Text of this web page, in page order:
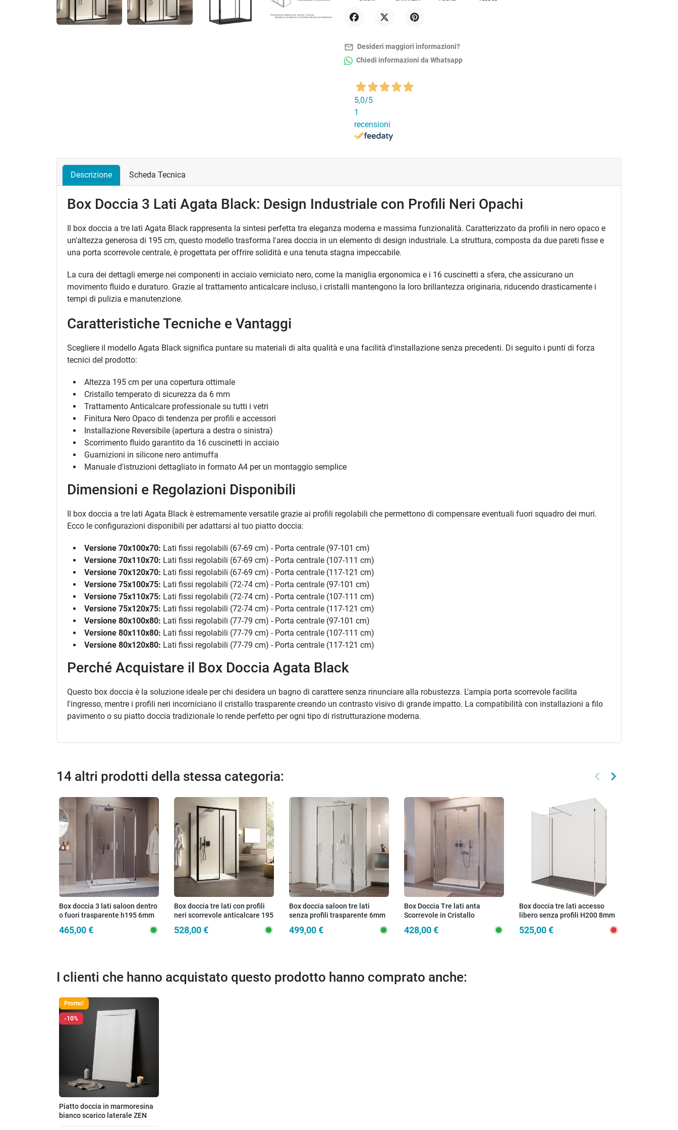
mail_outline Desideri maggiori informazioni?
Chiedi informazioni da Whatsapp
5,0/5
1
recensioni
Descrizione Scheda Tecnica
Box Doccia 3 Lati Agata Black: Design Industriale con Profili Neri Opachi
Il box doccia a tre lati Agata Black rappresenta la sintesi perfetta tra eleganza moderna e massima funzionalità. Caratterizzato da profili in nero opaco e
un'altezza generosa di 195 cm, questo modello trasforma l'area doccia in un elemento di design industriale. La struttura, composta da due pareti fisse e
una porta scorrevole centrale, è progettata per offrire solidità e una tenuta stagna impeccabile.
La cura dei dettagli emerge nei componenti in acciaio verniciato nero, come la maniglia ergonomica e i 16 cuscinetti a sfera, che assicurano un
movimento fluido e duraturo. Grazie al trattamento anticalcare incluso, i cristalli mantengono la loro brillantezza originaria, riducendo drasticamente i
tempi di pulizia e manutenzione.
Caratteristiche Tecniche e Vantaggi
Scegliere il modello Agata Black significa puntare su materiali di alta qualità e una facilità d'installazione senza precedenti. Di seguito i punti di forza
tecnici del prodotto:
Altezza 195 cm per una copertura ottimale
Cristallo temperato di sicurezza da 6 mm
Trattamento Anticalcare professionale su tutti i vetri
Finitura Nero Opaco di tendenza per profili e accessori
Installazione Reversibile (apertura a destra o sinistra)
Scorrimento fluido garantito da 16 cuscinetti in acciaio
Guarnizioni in silicone nero antimuffa
Manuale d'istruzioni dettagliato in formato A4 per un montaggio semplice
Dimensioni e Regolazioni Disponibili
Il box doccia a tre lati Agata Black è estremamente versatile grazie ai profili regolabili che permettono di compensare eventuali fuori squadro dei muri.
Ecco le configurazioni disponibili per adattarsi al tuo piatto doccia:
Versione 70x100x70: Lati fissi regolabili (67-69 cm) - Porta centrale (97-101 cm)
Versione 70x110x70: Lati fissi regolabili (67-69 cm) - Porta centrale (107-111 cm)
Versione 70x120x70: Lati fissi regolabili (67-69 cm) - Porta centrale (117-121 cm)
Versione 75x100x75: Lati fissi regolabili (72-74 cm) - Porta centrale (97-101 cm)
Versione 75x110x75: Lati fissi regolabili (72-74 cm) - Porta centrale (107-111 cm)
Versione 75x120x75: Lati fissi regolabili (72-74 cm) - Porta centrale (117-121 cm)
Versione 80x100x80: Lati fissi regolabili (77-79 cm) - Porta centrale (97-101 cm)
Versione 80x110x80: Lati fissi regolabili (77-79 cm) - Porta centrale (107-111 cm)
Versione 80x120x80: Lati fissi regolabili (77-79 cm) - Porta centrale (117-121 cm)
Perché Acquistare il Box Doccia Agata Black
Questo box doccia è la soluzione ideale per chi desidera un bagno di carattere senza rinunciare alla robustezza. L'ampia porta scorrevole facilita
l'ingresso, mentre i profili neri incorniciano il cristallo trasparente creando un contrasto visivo di grande impatto. La compatibilità con installazioni a filo
pavimento o su piatto doccia tradizionale lo rende perfetto per ogni tipo di ristrutturazione moderna.
14 altri prodotti della stessa categoria: Precedente
keyboard_arrow_left Successivo
keyboard_arrow_right
Box doccia 3 lati saloon dentro
o fuori trasparente h195 6mm
465,00 €
Box doccia tre lati con profili
neri scorrevole anticalcare 195
528,00 €
Box doccia saloon tre lati
senza profili trasparente 6mm
499,00 €
Box Doccia Tre lati anta
Scorrevole in Cristallo
Trasparente 6mm H195 AGATA
428,00 €
Box doccia tre lati accesso
libero senza profili H200 8mm
525,00 €
I clienti che hanno acquistato questo prodotto hanno comprato anche:
Promo!
-10%
Piatto doccia in marmoresina
bianco scarico laterale ZEN
PRO